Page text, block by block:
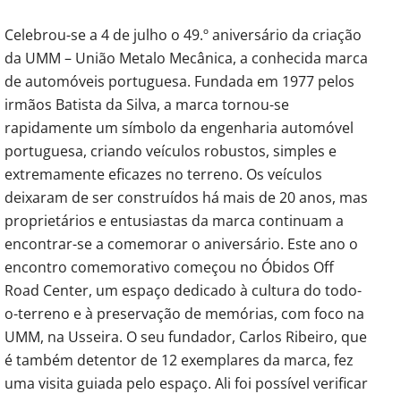
Celebrou-se a 4 de julho o 49.º aniversário da criação
da UMM – União Metalo Mecânica, a conhecida marca
de automóveis portuguesa. Fundada em 1977 pelos
irmãos Batista da Silva, a marca tornou-se
rapidamente um símbolo da engenharia automóvel
portuguesa, criando veículos robustos, simples e
extremamente eficazes no terreno. Os veículos
deixaram de ser construídos há mais de 20 anos, mas
proprietários e entusiastas da marca continuam a
encontrar-se a comemorar o aniversário. Este ano o
encontro comemorativo começou no Óbidos Off
Road Center, um espaço dedicado à cultura do todo-
o-terreno e à preservação de memórias, com foco na
UMM, na Usseira. O seu fundador, Carlos Ribeiro, que
é também detentor de 12 exemplares da marca, fez
uma visita guiada pelo espaço. Ali foi possível verificar